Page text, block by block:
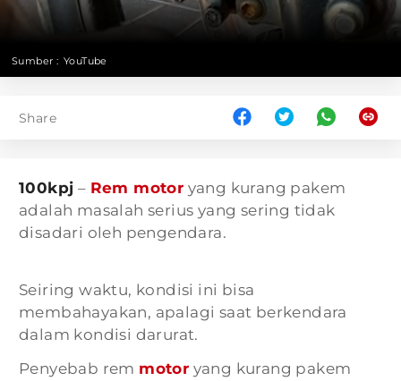
Sumber : YouTube
Share
100kpj – Rem motor yang kurang pakem
adalah masalah serius yang sering tidak
disadari oleh pengendara.
Seiring waktu, kondisi ini bisa
membahayakan, apalagi saat berkendara
dalam kondisi darurat.
Penyebab rem motor yang kurang pakem